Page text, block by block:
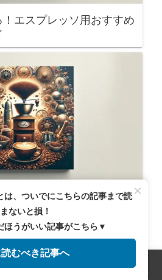
エスプレッソ用おすすめ
め5選！コーヒーの鮮度
サイドバー
×
は、ついでにこちらの記事まで読
まないと損！
ほうがいい記事がこちら▼
むべき記事へ